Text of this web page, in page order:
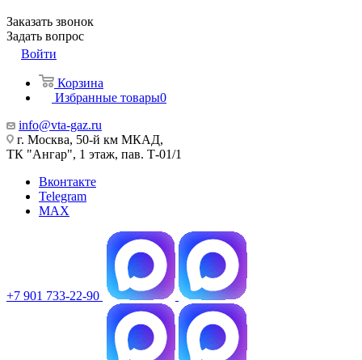
Заказать звонок
Задать вопрос
Войти
Корзина
Избранные товары0
info@vta-gaz.ru
г. Москва, 50-й км МКАД,
ТК "Ангар", 1 этаж, пав. Т-01/1
Вконтакте
Telegram
MAX
+7 901 733-22-90